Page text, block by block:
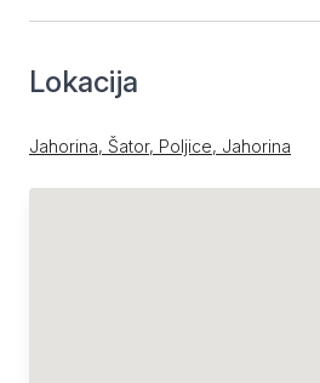
Lokacija
Jahorina, Šator, Poljice, Jahorina